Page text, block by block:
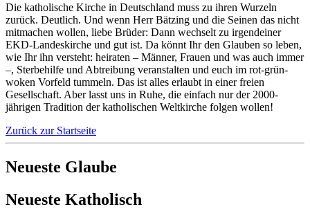
Die katholische Kirche in Deutschland muss zu ihren Wurzeln
zurück. Deutlich. Und wenn Herr Bätzing und die Seinen das nicht
mitmachen wollen, liebe Brüder: Dann wechselt zu irgendeiner
EKD-Landeskirche und gut ist. Da könnt Ihr den Glauben so leben,
wie Ihr ihn versteht: heiraten – Männer, Frauen und was auch immer
–, Sterbehilfe und Abtreibung veranstalten und euch im rot-grün-
woken Vorfeld tummeln. Das ist alles erlaubt in einer freien
Gesellschaft. Aber lasst uns in Ruhe, die einfach nur der 2000-
jährigen Tradition der katholischen Weltkirche folgen wollen!
Zurück zur Startseite
Neueste Glaube
Neueste Katholisch